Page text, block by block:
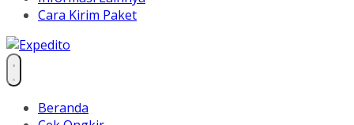
Cara Kirim Paket
Beranda